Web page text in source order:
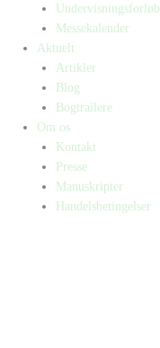
Undervisningsforløb
Messekalender
Aktuelt
Artikler
Blog
Bogtrailere
Om os
Kontakt
Presse
Manuskripter
Handelsbetingelser